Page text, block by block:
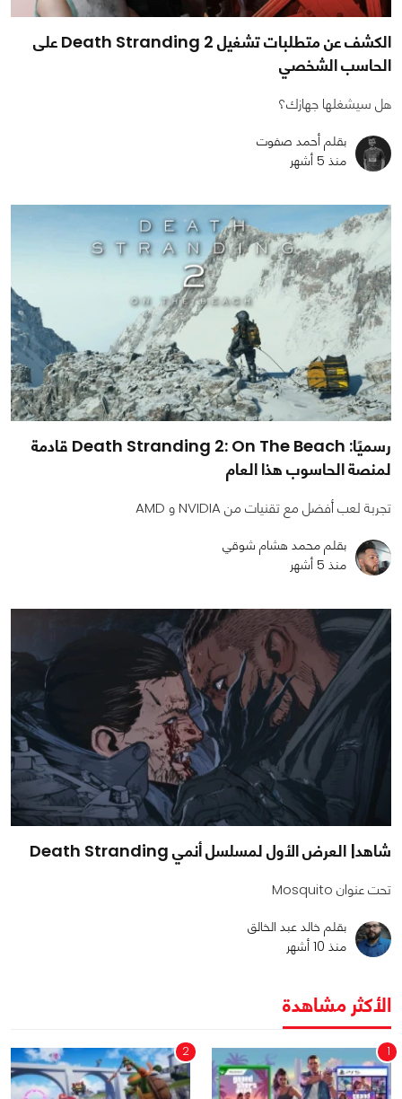
الكشف عن متطلبات تشغيل Death Stranding 2 على
الحاسب الشخصي
هل سيشغلها جهازك؟
بقلم أحمد صفوت
منذ 5 أشهر
رسميًا: Death Stranding 2: On The Beach قادمة
لمنصة الحاسوب هذا العام
تجربة لعب أفضل مع تقنيات من NVIDIA و AMD
بقلم محمد هشام شوقي
منذ 5 أشهر
شاهد| العرض الأول لمسلسل أنمي Death Stranding
تحت عنوان Mosquito
بقلم خالد عبد الخالق
منذ 10 أشهر
الأكثر مشاهدة
1
2